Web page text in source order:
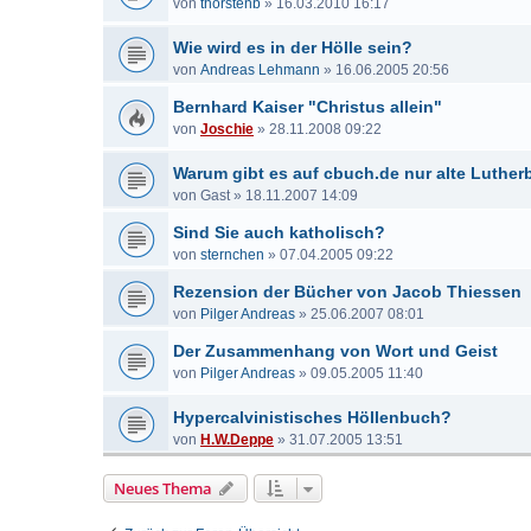
von thorstenb » 16.03.2010 16:17
Wie wird es in der Hölle sein?
von Andreas Lehmann » 16.06.2005 20:56
Bernhard Kaiser "Christus allein"
von Joschie » 28.11.2008 09:22
Warum gibt es auf cbuch.de nur alte
von Gast» 18.11.2007 14:09
Sind Sie auch katholisch?
von sternchen » 07.04.2005 09:22
Rezension der Bücher von Jacob Thiessen
von Pilger Andreas » 25.06.2007 08:01
Der Zusammenhang von Wort und Geist
von Pilger Andreas » 09.05.2005 11:40
Hypercalvinistisches Höllenbuch?
von H.W.Deppe » 31.07.2005 13:51
Neues Thema